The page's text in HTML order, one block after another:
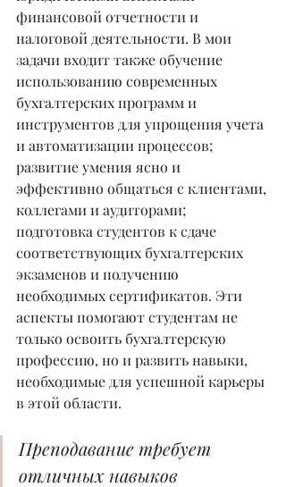
финансовой отчетности и
налоговой деятельности. В мои
задачи входит также обучение
использованию современных
бухгалтерских программ и
инструментов для упрощения учета
и автоматизации процессов;
развитие умения ясно и
эффективно общаться с клиентами,
коллегами и аудиторами;
подготовка студентов к сдаче
соответствующих бухгалтерских
экзаменов и получению
необходимых сертификатов. Эти
аспекты помогают студентам не
только освоить бухгалтерскую
профессию, но и развить навыки,
необходимые для успешной карьеры
в этой области.
Преподавание требует
отличных навыков